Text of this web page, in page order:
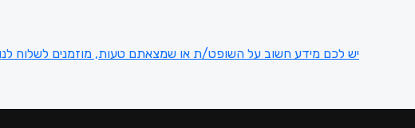
יש לכם מידע חשוב על השופט/ת או שמצאתם טעות, מוזמנים לשלוח לנו